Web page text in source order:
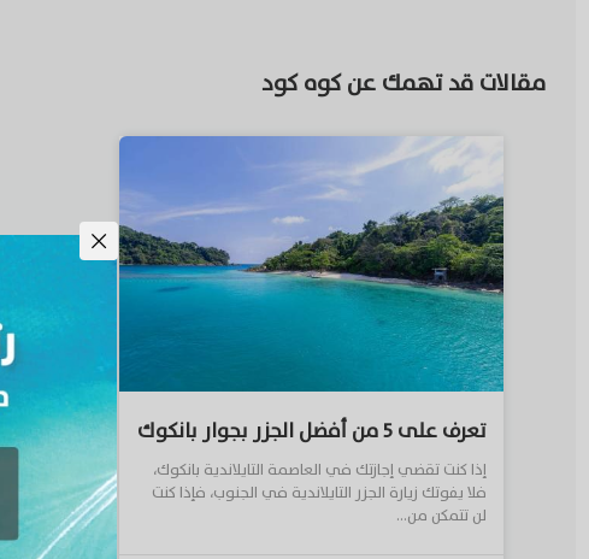
مقالات قد تهمك عن كوه كود
تعرف على ٥ من أفضل الجزر بجوار بانكوك
إذا كنت تقضي إجازتك في العاصمة التايلاندية بانكوك،
فلا يفوتك زيارة الجزر التايلاندية في الجنوب، فإذا كنت
لن تتمكن من...